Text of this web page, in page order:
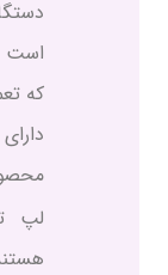
است
که
لپ